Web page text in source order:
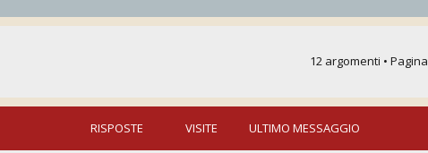
12 argomenti • Pagina
RISPOSTE VISITE ULTIMO MESSAGGIO